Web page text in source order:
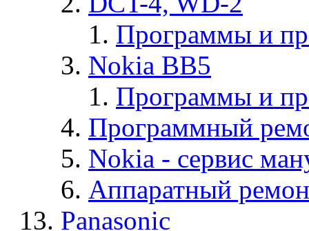
Программы и
Nokia BB5
Программы и
Программный
Nokia - cервис
Аппаратный
Panasonic